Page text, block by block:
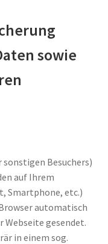
sowie
sonstigen Besuchers)
auf Ihrem
Smartphone, etc.)
automatisch
Webseite gesendet.
in einem sog.